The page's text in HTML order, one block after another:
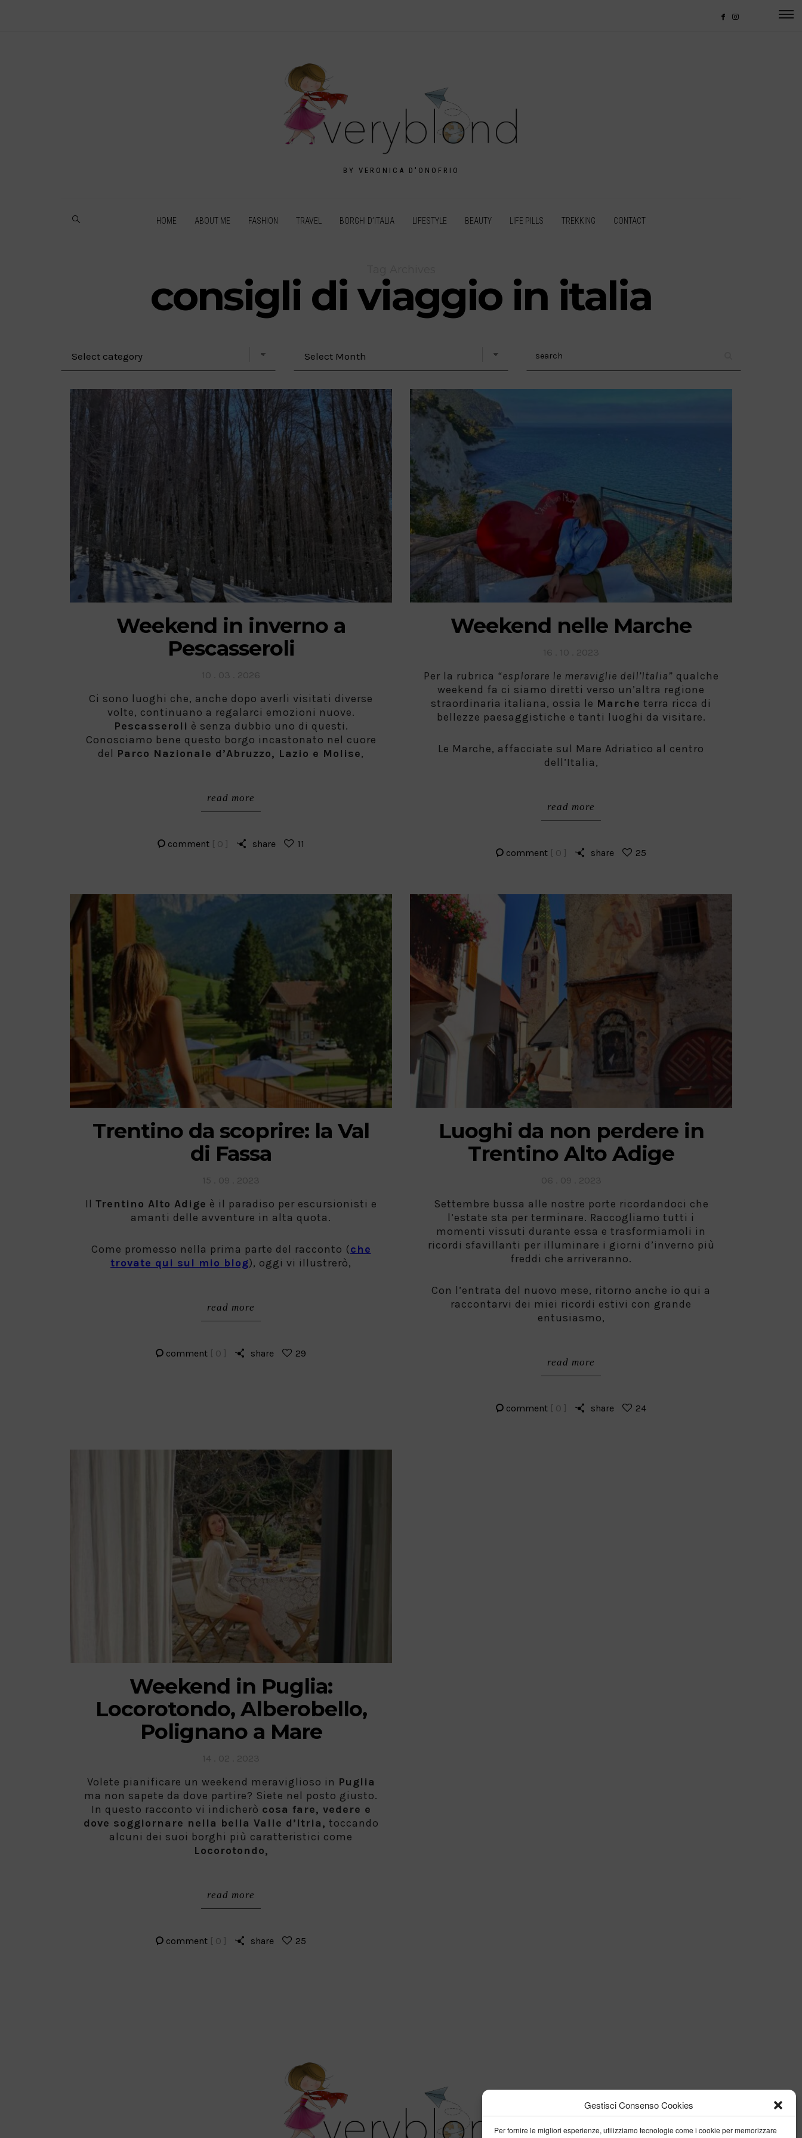
Gestisci Consenso Cookies
Per fornire le migliori esperienze, utilizziamo tecnologie come i cookie per memorizzare
BY VERONICA D'ONOFRIO
HOME ABOUT ME FASHION TRAVEL BORGHI D’ITALIA LIFESTYLE BEAUTY LIFE PILLS TREKKING CONTACT
consigli di viaggio in italia
Weekend in inverno a
Pescasseroli
Ci sono luoghi che, anche dopo averli visitati diverse
volte, continuano a regalarci emozioni nuove.
Pescasseroli è senza dubbio uno di questi.
Conosciamo bene questo borgo incastonato nel cuore
del Parco Nazionale d’Abruzzo, Lazio e Molise,
read more
comment [ 0 ] share 11
Weekend nelle Marche
Per la rubrica “esplorare le meraviglie dell’Italia” qualche
weekend fa ci siamo diretti verso un’altra regione
straordinaria italiana, ossia le Marche terra ricca di
bellezze paesaggistiche e tanti luoghi da visitare.
Le Marche, affacciate sul Mare Adriatico al centro
dell’Italia,
read more
comment [ 0 ] share 25
Trentino da scoprire: la Val
di Fassa
Il Trentino Alto Adige è il paradiso per escursionisti e
amanti delle avventure in alta quota.
Come promesso nella prima parte del racconto (che
trovate qui sul mio blog), oggi vi illustrerò,
read more
comment [ 0 ] share 29
Luoghi da non perdere in
Trentino Alto Adige
Settembre bussa alle nostre porte ricordandoci che
l’estate sta per terminare. Raccogliamo tutti i
momenti vissuti durante essa e trasformiamoli in
ricordi sfavillanti per illuminare i giorni d’inverno più
freddi che arriveranno.
Con l’entrata del nuovo mese, ritorno anche io qui a
raccontarvi dei miei ricordi estivi con grande
entusiasmo,
read more
comment [ 0 ] share 24
Weekend in Puglia:
Locorotondo, Alberobello,
Polignano a Mare
Volete pianificare un weekend meraviglioso in Puglia
ma non sapete da dove partire? Siete nel posto giusto.
In questo racconto vi indicherò cosa fare, vedere e
dove soggiornare nella bella Valle d’Itria, toccando
alcuni dei suoi borghi più caratteristici come
Locorotondo,
read more
comment [ 0 ] share 25